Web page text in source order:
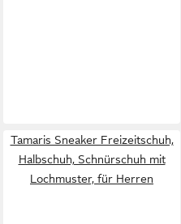
Tamaris Sneaker Freizeitschuh,
Halbschuh, Schnürschuh mit
Lochmuster, für Herren